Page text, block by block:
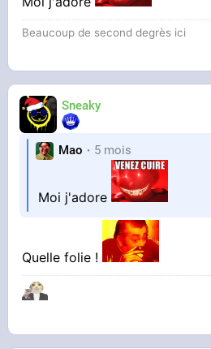
Beaucoup de second degrès ici
Sneaky
Mao 5 mois
Moi j'adore
Quelle folie !